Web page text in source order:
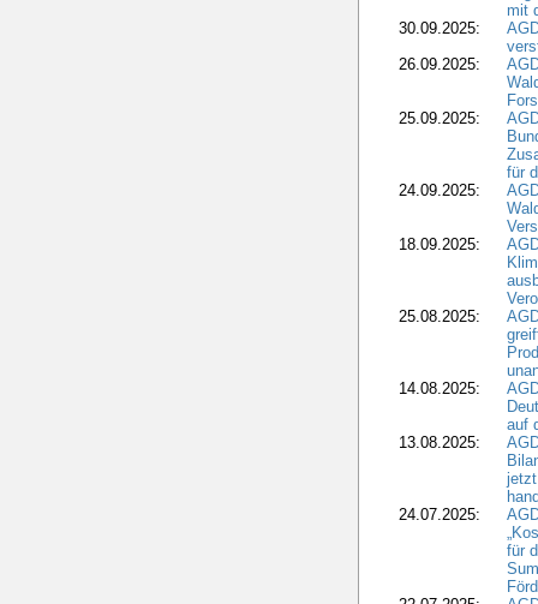
mit
30.09.2025:
26.09.2025:
25.09.2025:
für
24.09.2025:
18.09.2025:
25.08.2025:
14.08.2025:
auf
13.08.2025:
24.07.2025:
für